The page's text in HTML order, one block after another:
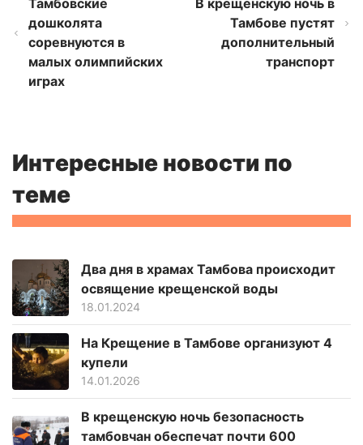
дошколята
соревнуются в
малых олимпийских
играх
Тамбове пустят
дополнительный
транспорт
Интересные новости по
теме
Два дня в храмах Тамбова происходит
освящение крещенской воды
18.01.2024
На Крещение в Тамбове организуют 4
купели
14.01.2026
В крещенскую ночь безопасность
тамбовчан обеспечат почти 600